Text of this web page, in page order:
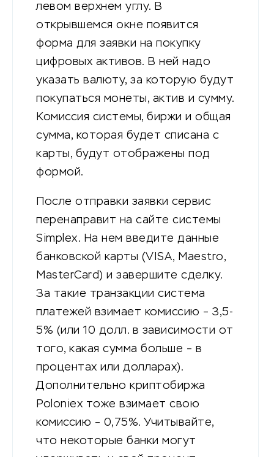
левом верхнем углу. В
открывшемся окне появится
форма для заявки на покупку
цифровых активов. В ней надо
указать валюту, за которую будут
покупаться монеты, актив и сумму.
Комиссия системы, биржи и общая
сумма, которая будет списана с
карты, будут отображены под
формой.
После отправки заявки сервис
перенаправит на сайте системы
Simplex. На нем введите данные
банковской карты (VISA, Maestro,
MasterCard) и завершите сделку.
За такие транзакции система
платежей взимает комиссию – 3,5-
5% (или 10 долл. в зависимости от
того, какая сумма больше – в
процентах или долларах).
Дополнительно криптобиржа
Poloniex тоже взимает свою
комиссию – 0,75%. Учитывайте,
что некоторые банки могут